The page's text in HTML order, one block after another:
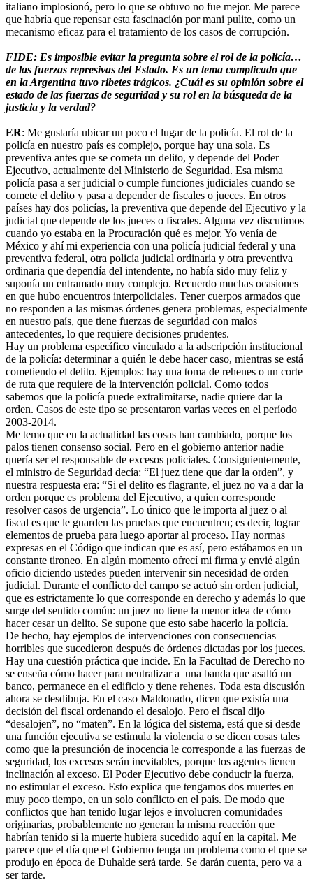
italiano implosionó, pero lo que se obtuvo no fue mejor. Me parece
que habría que repensar esta fascinación por mani pulite, como un
mecanismo eficaz para el tratamiento de los casos de corrupción.
FIDE: Es imposible evitar la pregunta sobre el rol de la policía…
de las fuerzas represivas del Estado. Es un tema complicado que
en la Argentina tuvo ribetes trágicos. ¿Cuál es su opinión sobre el
estado de las fuerzas de seguridad y su rol en la búsqueda de la
justicia y la verdad?
ER: Me gustaría ubicar un poco el lugar de la policía. El rol de la
policía en nuestro país es complejo, porque hay una sola. Es
preventiva antes que se cometa un delito, y depende del Poder
Ejecutivo, actualmente del Ministerio de Seguridad. Esa misma
policía pasa a ser judicial o cumple funciones judiciales cuando se
comete el delito y pasa a depender de fiscales o jueces. En otros
países hay dos policías, la preventiva que depende del Ejecutivo y la
judicial que depende de los jueces o fiscales. Alguna vez discutimos
cuando yo estaba en la Procuración qué es mejor. Yo venía de
México y ahí mi experiencia con una policía judicial federal y una
preventiva federal, otra policía judicial ordinaria y otra preventiva
ordinaria que dependía del intendente, no había sido muy feliz y
suponía un entramado muy complejo. Recuerdo muchas ocasiones
en que hubo encuentros interpoliciales. Tener cuerpos armados que
no responden a las mismas órdenes genera problemas, especialmente
en nuestro país, que tiene fuerzas de seguridad con malos
antecedentes, lo que requiere decisiones prudentes.
Hay un problema específico vinculado a la adscripción institucional
de la policía: determinar a quién le debe hacer caso, mientras se está
cometiendo el delito. Ejemplos: hay una toma de rehenes o un corte
de ruta que requiere de la intervención policial. Como todos
sabemos que la policía puede extralimitarse, nadie quiere dar la
orden. Casos de este tipo se presentaron varias veces en el período
2003-2014.
Me temo que en la actualidad las cosas han cambiado, porque los
palos tienen consenso social. Pero en el gobierno anterior nadie
quería ser el responsable de excesos policiales. Consiguientemente,
el ministro de Seguridad decía: “El juez tiene que dar la orden”, y
nuestra respuesta era: “Si el delito es flagrante, el juez no va a dar la
orden porque es problema del Ejecutivo, a quien corresponde
resolver casos de urgencia”. Lo único que le importa al juez o al
fiscal es que le guarden las pruebas que encuentren; es decir, lograr
elementos de prueba para luego aportar al proceso. Hay normas
expresas en el Código que indican que es así, pero estábamos en un
constante tironeo. En algún momento ofrecí mi firma y envié algún
oficio diciendo ustedes pueden intervenir sin necesidad de orden
judicial. Durante el conflicto del campo se actuó sin orden judicial,
que es estrictamente lo que corresponde en derecho y además lo que
surge del sentido común: un juez no tiene la menor idea de cómo
hacer cesar un delito. Se supone que esto sabe hacerlo la policía.
De hecho, hay ejemplos de intervenciones con consecuencias
horribles que sucedieron después de órdenes dictadas por los jueces.
Hay una cuestión práctica que incide. En la Facultad de Derecho no
se enseña cómo hacer para neutralizar a una banda que asaltó un
banco, permanece en el edificio y tiene rehenes. Toda esta discusión
ahora se desdibuja. En el caso Maldonado, dicen que existía una
decisión del fiscal ordenando el desalojo. Pero el fiscal dijo
“desalojen”, no “maten”. En la lógica del sistema, está que si desde
una función ejecutiva se estimula la violencia o se dicen cosas tales
como que la presunción de inocencia le corresponde a las fuerzas de
seguridad, los excesos serán inevitables, porque los agentes tienen
inclinación al exceso. El Poder Ejecutivo debe conducir la fuerza,
no estimular el exceso. Esto explica que tengamos dos muertes en
muy poco tiempo, en un solo conflicto en el país. De modo que
conflictos que han tenido lugar lejos e involucren comunidades
originarias, probablemente no generan la misma reacción que
habrían tenido si la muerte hubiera sucedido aquí en la capital. Me
parece que el día que el Gobierno tenga un problema como el que se
produjo en época de Duhalde será tarde. Se darán cuenta, pero va a
ser tarde.